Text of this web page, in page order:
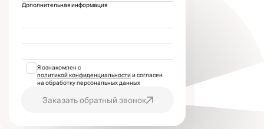
Дополнительная информация
Я ознакомлен с
политикой конфиденциальностии согласен
на обработку персональных данных
Заказать обратный звонок